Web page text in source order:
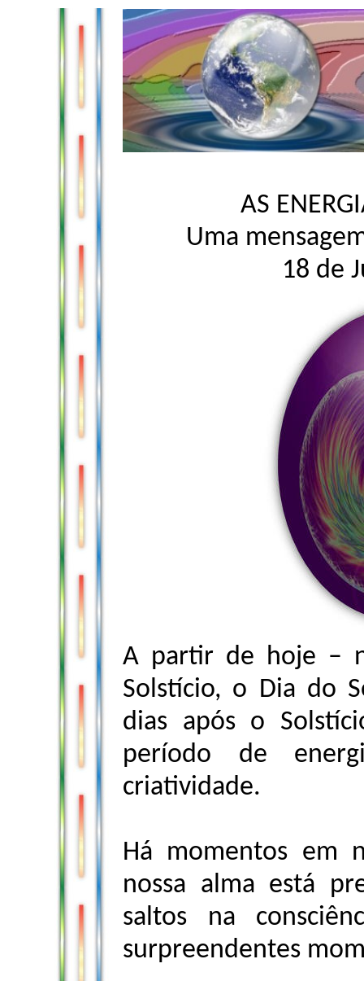
AS
Uma
18 de
A partir de hoje –
Solstício, o Dia do
dias após o
período de
criatividade.
Há momentos em
nossa alma está
saltos na
surpreendentes